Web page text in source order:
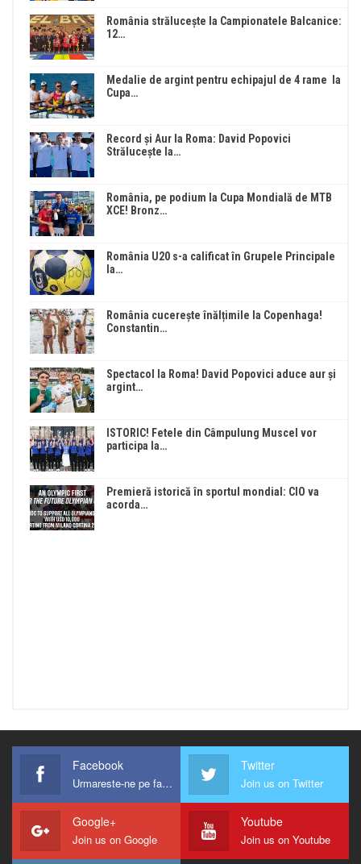
România strălucește la Campionatele Balcanice:
12…
Medalie de argint pentru echipajul de 4 rame la
Cupa…
Record și Aur la Roma: David Popovici
Strălucește la…
România, pe podium la Cupa Mondială de MTB
XCE! Bronz…
România U20 s-a calificat în Grupele Principale
la…
România cucerește înălțimile la Copenhaga!
Constantin…
Spectacol la Roma! David Popovici aduce aur și
argint…
ISTORIC! Fetele din Câmpulung Muscel vor
participa la…
Premieră istorică în sportul mondial: CIO va
acorda…
Facebook
Urmareste-ne pe facebook !
Twitter
Join us on Twitter
Google+
Join us on Google
Youtube
Join us on Youtube